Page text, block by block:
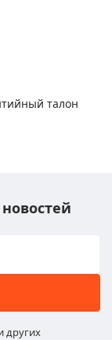
талон
других